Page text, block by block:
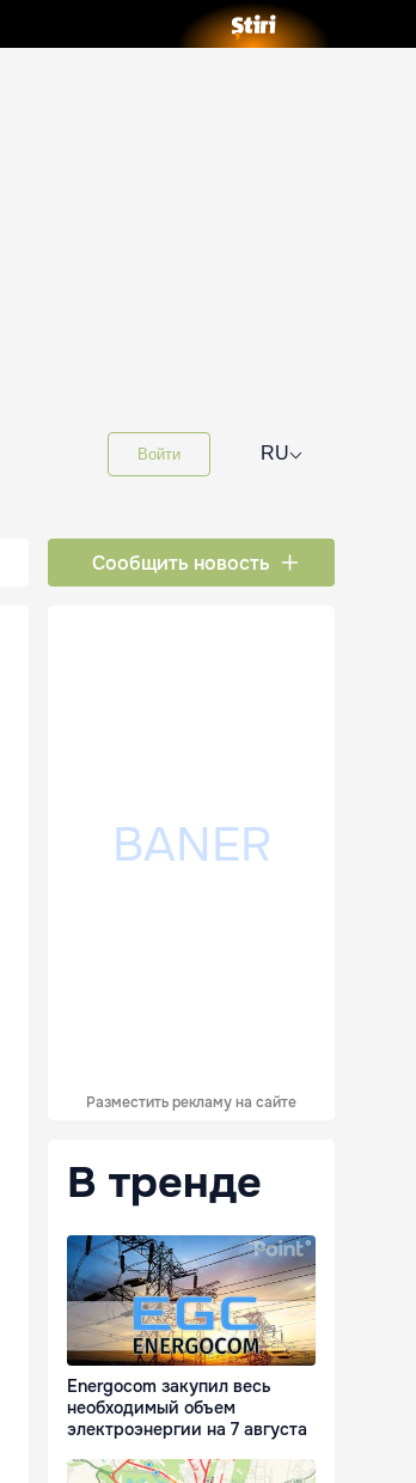
Войти RU⌵
Сообщить новость
Разместить рекламу на сайте
В тренде
Energocom закупил весь
необходимый объем
электроэнергии на 7 августа